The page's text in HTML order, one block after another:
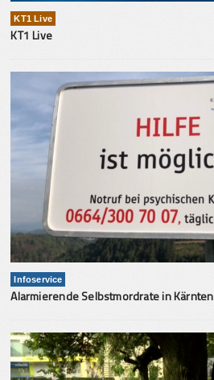
KT1 Live
KT1 Live
Infoservice
Alarmierende Selbstmordrate in Kärnten